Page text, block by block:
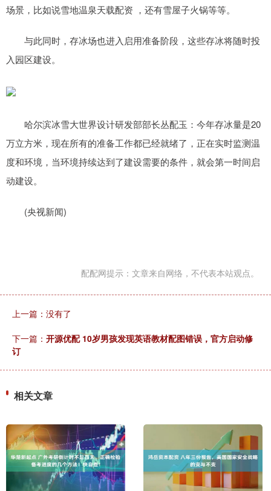
场景，比如说雪地温泉天载配资 ，还有雪屋子火锅等等。
与此同时，存冰场也进入启用准备阶段，这些存冰将随时投
入园区建设。
哈尔滨冰雪大世界设计研发部部长丛配玉：今年存冰量是20
万立方米，现在所有的准备工作都已经就绪了，正在实时监测温
度和环境，当环境持续达到了建设需要的条件，就会第一时间启
动建设。
(央视新闻)
配配网提示：文章来自网络，不代表本站观点。
上一篇：没有了
下一篇： 开源优配 10岁男孩发现英语教材配图错误，官方启动修
订
相关文章